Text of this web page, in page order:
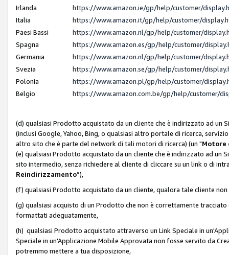
Irlanda
https://www.amazon.ie/gp/help/customer/
Italia
https://www.amazon.it/gp/help/customer/
Paesi Bassi
https://www.amazon.nl/gp/help/customer/
Spagna
https://www.amazon.es/gp/help/customer/
Germania
https://www.amazon.nl/gp/help/customer/
Svezia
https://www.amazon.se/gp/help/customer/
Polonia
https://www.amazon.pl/gp/help/customer/
Belgio
https://www.amazon.com.be/gp/help/customer/
(d) qualsiasi Prodotto acquistato da un cliente che è indirizzato ad un
(inclusi Google, Yahoo, Bing, o qualsiasi altro portale di ricerca,
altro sito che è parte del network di tali motori di ricerca) (un "Motore
(e) qualsiasi Prodotto acquistato da un cliente che è indirizzato ad un
sito intermedio, senza richiedere al cliente di cliccare su un link o di
Reindirizzamento”),
(f) qualsiasi Prodotto acquistato da un cliente, qualora tale cliente
(g) qualsiasi acquisto di un Prodotto che non è correttamente
formattati adeguatamente,
(h) qualsiasi Prodotto acquistato attraverso un Link Speciale in
Speciale in un'Applicazione Mobile Approvata non fosse servito da
potremmo mettere a tua disposizione,